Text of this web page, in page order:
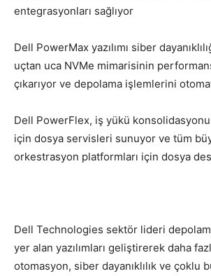
entegrasyonları sağlıyor
Dell PowerMax yazılımı siber
uçtan uca NVMe mimarisinin
çıkarıyor ve depolama işlemlerini
Dell PowerFlex, iş yükü
için dosya servisleri sunuyor ve tüm
orkestrasyon platformları için dosya
Dell Technologies sektör lideri
yer alan yazılımları geliştirerek daha
otomasyon, siber dayanıklılık ve çoklu